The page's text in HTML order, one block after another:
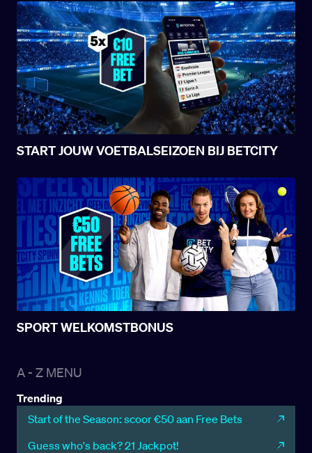
A - Z MENU
Trending
Start of the Season: scoor €50 aan Free Bets
Guess who's back? 21 Jackpot!
START JOUW VOETBALSEIZOEN BIJ BETCITY
SPORT WELKOMSTBONUS